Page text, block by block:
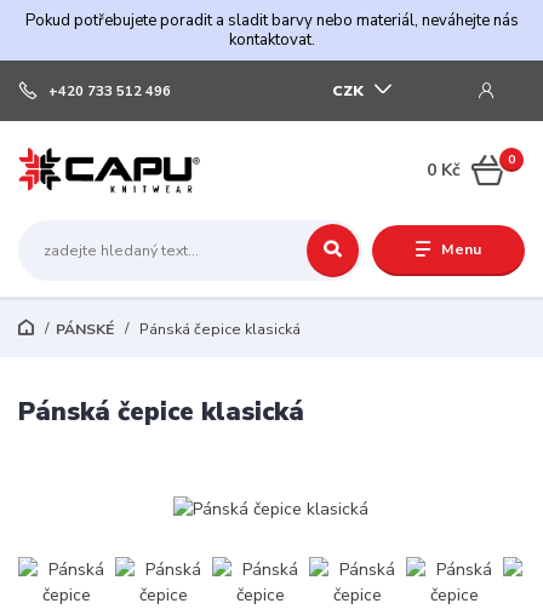
Pokud potřebujete poradit a sladit barvy nebo materiál, neváhejte nás
kontaktovat.
Menu
CZK
+420 733 512 496
0
0 Kč
PÁNSKÉ Pánská čepice klasická
Pánská čepice klasická